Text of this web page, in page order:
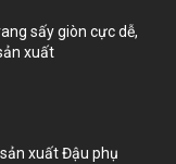
sấy giòn cực dễ,
xuất
xuất Đậu phụ